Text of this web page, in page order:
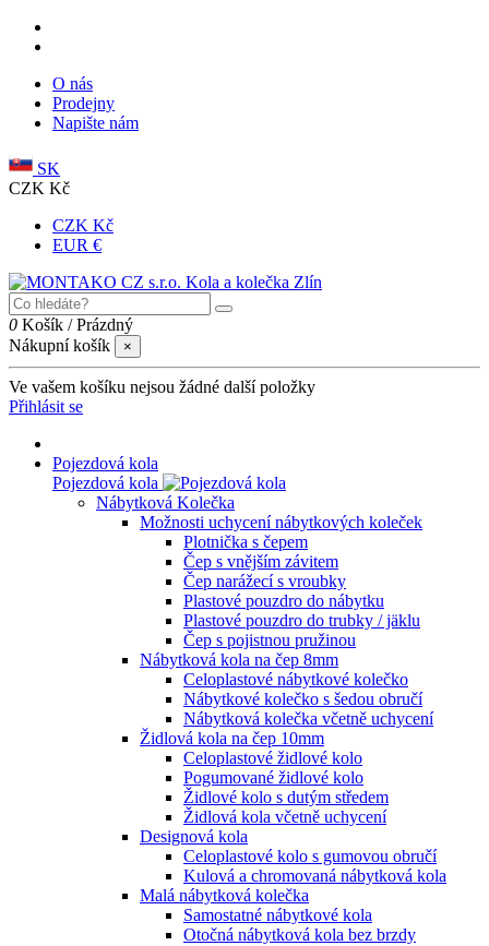
O nás
Prodejny
Napište nám
SK
CZK Kč
CZK Kč
EUR €
0 Košík /Prázdný
Nákupní košík
×
Ve vašem košíku nejsou žádné další položky
Přihlásit se
Pojezdová kola
Pojezdová kola
Nábytková Kolečka
Možnosti uchycení nábytkových koleček
Plotnička s čepem
Čep s vnějším závitem
Čep narážecí s vroubky
Plastové pouzdro do nábytku
Plastové pouzdro do trubky / jäklu
Čep s pojistnou pružinou
Nábytková kola na čep 8mm
Celoplastové nábytkové kolečko
Nábytkové kolečko s šedou obručí
Nábytková kolečka včetně uchycení
Židlová kola na čep 10mm
Celoplastové židlové kolo
Pogumované židlové kolo
Židlové kolo s dutým středem
Židlová kola včetně uchycení
Designová kola
Celoplastové kolo s gumovou obručí
Kulová a chromovaná nábytková kola
Malá nábytková kolečka
Samostatné nábytkové kola
Otočná nábytková kola bez brzdy